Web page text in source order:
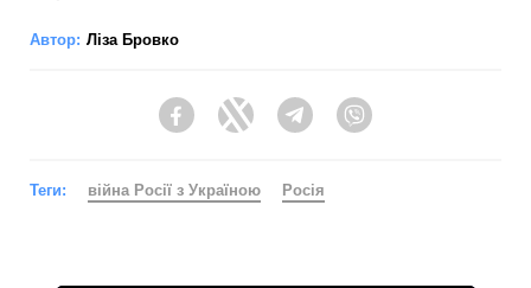
Автор: Ліза Бровко
FacebookTwitter Telegram
Теги: війна Росії з Україною Росія